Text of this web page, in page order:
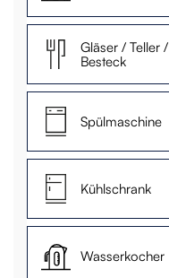
Gläser / Teller /
Besteck
Spülmaschine
Kühlschrank
Wasserkocher